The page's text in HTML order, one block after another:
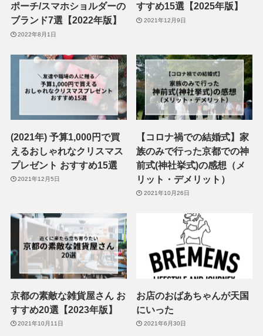
ポーチ/スマホショルダーの
ブランド7選【2022年版】
2022年8月1日
すすめ15選【2025年版】
2021年12月9日
(2021年) 予算1,000円で買
えるおしゃれなクリスマス
プレゼント おすすめ15選
2021年12月5日
【コロナ禍での結婚式】家
族のみで行った京都での神
前式(神社挙式)の感想（メ
リット・デメリット）
2021年10月26日
京都の素敵な雑貨屋さん お
すすめ20選【2023年版】
2021年10月11日
お店のおばあちゃんが天国
にいった
2021年6月30日